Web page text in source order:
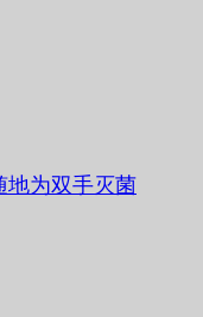
地为双手灭菌